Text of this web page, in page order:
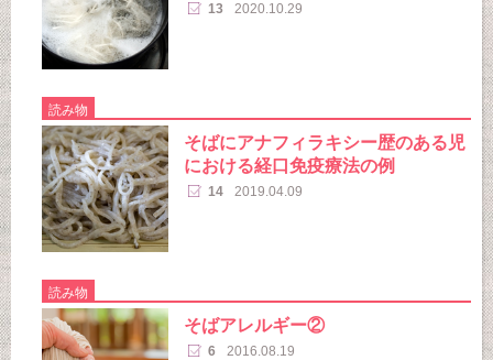
13 2020.10.29
読み物
そばにアナフィラキシー歴のある児
における経口免疫療法の例
14 2019.04.09
読み物
そばアレルギー②
6 2016.08.19